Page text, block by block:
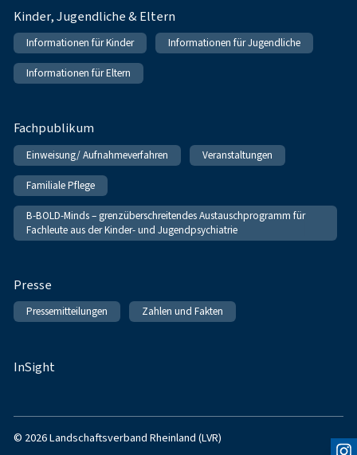
Kinder, Jugendliche & Eltern
Informationen für Kinder Informationen für Jugendliche
Informationen für Eltern
Fachpublikum
Einweisung/ Aufnahmeverfahren Veranstaltungen
Familiale Pflege
B-BOLD-Minds – grenzüberschreitendes Austauschprogramm für
Fachleute aus der Kinder- und Jugendpsychiatrie
Presse
Pressemitteilungen Zahlen und Fakten
InSight
© 2026 Landschaftsverband Rheinland (LVR)